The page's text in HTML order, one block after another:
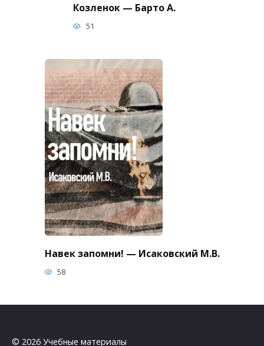
Козленок — Барто А.
51
Навек запомни! — Исаковский М.В.
58
© 2026 Учебные материалы